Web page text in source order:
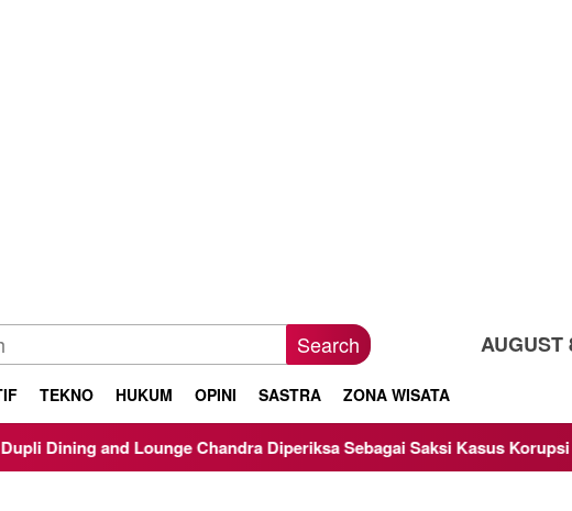
Search AUGUST
TEKNO HUKUM OPINI SASTRA ZONA WISATA
and Lounge Chandra Diperiksa Sebagai Saksi Kasus Korupsi Bibit